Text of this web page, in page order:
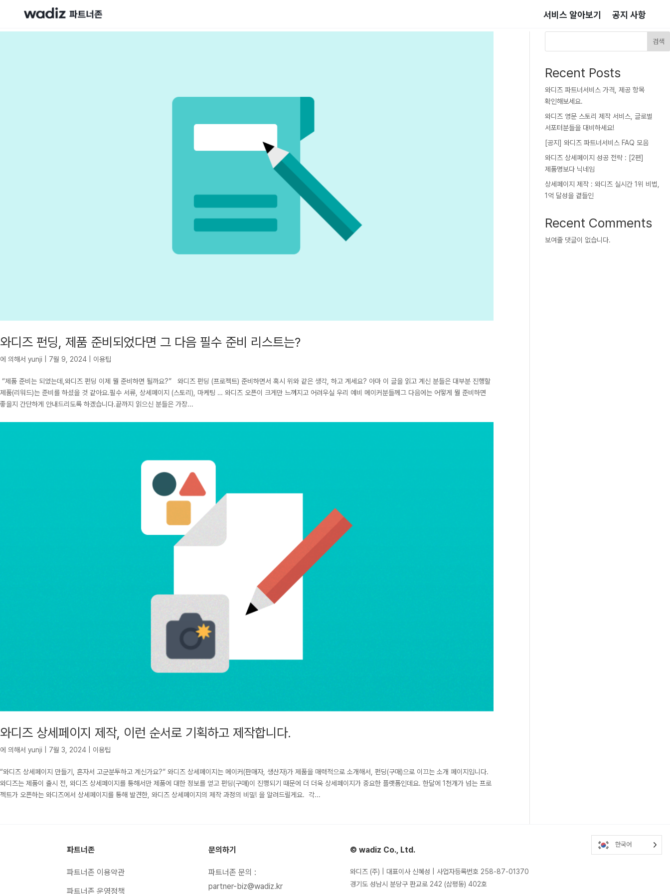
서비스 알아보기 공지 사항
와디즈 펀딩, 제품 준비되었다면 그 다음 필수 준비 리스트는?
에 의해서 yunji 7월 9, 2024 이용팁
“제품 준비는 되었는데,와디즈 펀딩 이제 뭘 준비하면 될까요?” 와디즈 펀딩 (프로젝트) 준비하면서 혹시 위와 같은 생각, 하고 계세요? 아마 이 글을 읽고 계신 분들은 대부분 진행할
제품(리워드)는 준비를 하셨을 것 같아요.필수 서류, 상세페이지 (스토리), 마케팅 … 와디즈 오픈이 크게만 느껴지고 어려우실 우리 예비 메이커분들께그 다음에는 어떻게 뭘 준비하면
좋을지 간단하게 안내드리도록 하겠습니다.끝까지 읽으신 분들은 가장...
와디즈 상세페이지 제작, 이런 순서로 기획하고 제작합니다.
에 의해서 yunji 7월 3, 2024 이용팁
“와디즈 상세페이지 만들기, 혼자서 고군분투하고 계신가요?” 와디즈 상세페이지는 메이커(판매자, 생산자)가 제품을 매력적으로 소개해서, 펀딩(구매)으로 이끄는 소개 페이지입니다.
와디즈는 제품이 출시 전, 와디즈 상세페이지를 통해서만 제품에 대한 정보를 얻고 펀딩(구매)이 진행되기 때문에 더 더욱 상세페이지가 중요한 플랫폼인데요. 한달에 1천개가 넘는 프로
젝트가 오픈하는 와디즈에서 상세페이지를 통해 발견한, 와디즈 상세페이지의 제작 과정의 비밀! 을 알려드릴게요. 각...
검색
Recent Posts
와디즈 파트너서비스 가격, 제공 항목
확인해보세요.
와디즈 영문 스토리 제작 서비스, 글로벌
서포터분들을 대비하세요!
[공지] 와디즈 파트너서비스 FAQ 모음
와디즈 상세페이지 성공 전략 : [2편]
제품명보다 닉네임
상세페이지 제작 : 와디즈 실시간 1위 비법,
1억 달성을 곁들인
Recent Comments
보여줄 댓글이 없습니다.
파트너존
파트너존 이용약관
파트너존 운영정책
문의하기
파트너존 문의 :
partner-biz@wadiz.kr
© wadiz Co., Ltd.
와디즈 (주) | 대표이사 신혜성 | 사업자등록번호 258-87-01370
경기도 성남시 분당구 판교로 242 (삼평동) 402호
한국어